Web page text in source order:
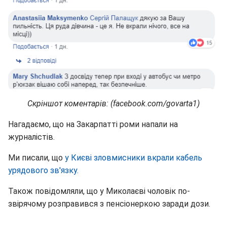
Скріншот коментарів: (facebook.com/govarta1)
Нагадаємо, що на Закарпатті роми напали на
журналістів.
Ми писали, що у Києві зловмисники вкрали кабель
урядового зв'язку.
Також повідомляли, що у Миколаєві чоловік по-
звірячому розправився з пенсіонеркою заради дози.